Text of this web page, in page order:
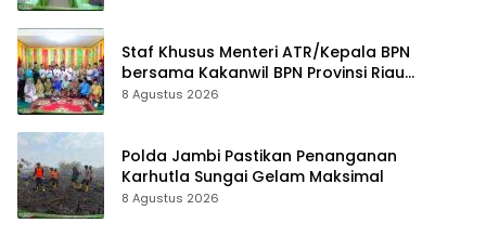
Staf Khusus Menteri ATR/Kepala BPN
bersama Kakanwil BPN Provinsi Riau
Monitoring Kepatuhan Pendaftaran Tanah
8 Agustus 2026
Polda Jambi Pastikan Penanganan
Karhutla Sungai Gelam Maksimal
8 Agustus 2026